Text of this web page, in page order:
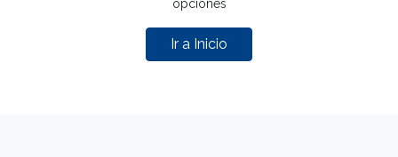
opciones
Ir a Inicio